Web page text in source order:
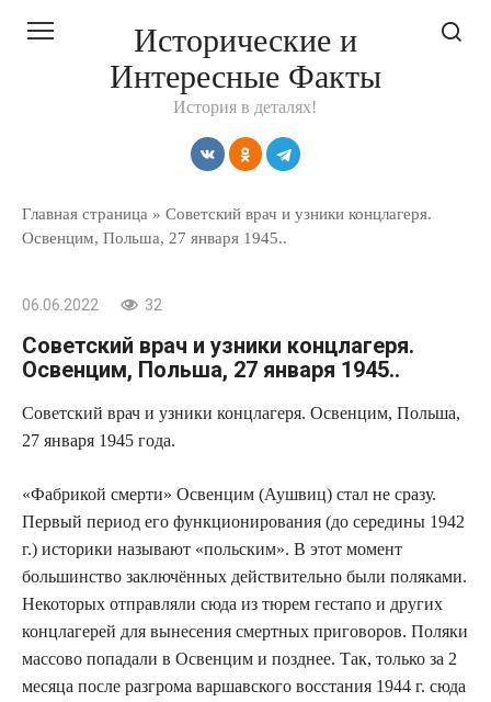
Исторические и
Интересные Факты
История в деталях!
Главная страница » Советский врач и узники концлагеря.
Освенцим, Польша, 27 января 1945..
06.06.2022 32
Советский врач и узники концлагеря.
Освенцим, Польша, 27 января 1945..
Советский врач и узники концлагеря. Освенцим, Польша,
27 января 1945 года.
«Фабрикой смерти» Освенцим (Аушвиц) стал не сразу.
Первый период его функционирования (до середины 1942
г.) историки называют «польским». В этот момент
большинство заключённых действительно были поляками.
Некоторых отправляли сюда из тюрем гестапо и других
концлагерей для вынесения смертных приговоров. Поляки
массово попадали в Освенцим и позднее. Так, только за 2
месяца после разгрома варшавского восстания 1944 г. сюда